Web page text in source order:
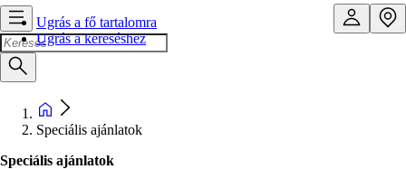
Ugrás a fő tartalomra
Ugrás a kereséshez
Speciális ajánlatok
Speciális ajánlatok